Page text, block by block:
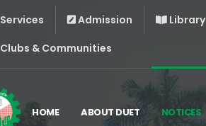
Services Admission Library
Clubs & Communities
HOME ABOUT DUET NOTICES